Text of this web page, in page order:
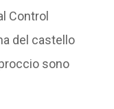
Control
del castello
sono